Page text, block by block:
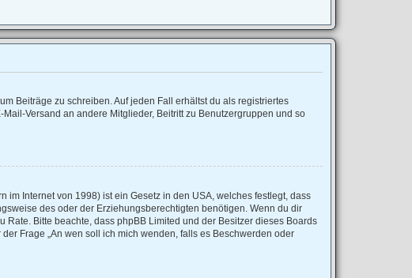
Beiträge zu schreiben. Auf jeden Fall erhältst du als registriertes
Versand an andere Mitglieder, Beitritt zu Benutzergruppen und so
im Internet von 1998) ist ein Gesetz in den USA, welches festlegt, dass
des oder der Erziehungsberechtigten benötigen. Wenn du dir
Bitte beachte, dass phpBB Limited und der Besitzer dieses Boards
Frage „An wen soll ich mich wenden, falls es Beschwerden oder